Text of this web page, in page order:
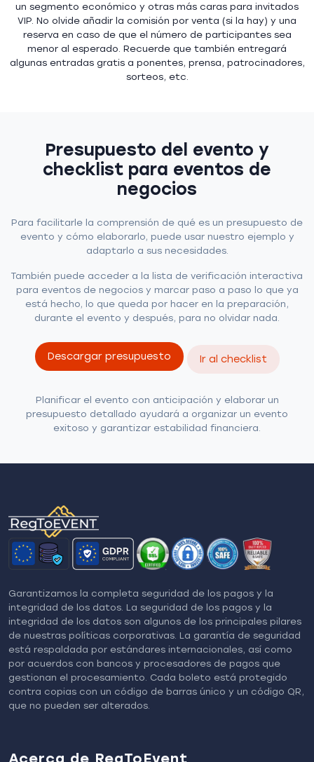
un segmento económico y otras más caras para invitados
VIP. No olvide añadir la comisión por venta (si la hay) y una
reserva en caso de que el número de participantes sea
menor al esperado. Recuerde que también entregará
algunas entradas gratis a ponentes, prensa, patrocinadores,
sorteos, etc.
Presupuesto del evento y
checklist para eventos de
negocios
Para facilitarle la comprensión de qué es un presupuesto de
evento y cómo elaborarlo, puede usar nuestro ejemplo y
adaptarlo a sus necesidades.
También puede acceder a la lista de verificación interactiva
para eventos de negocios y marcar paso a paso lo que ya
está hecho, lo que queda por hacer en la preparación,
durante el evento y después, para no olvidar nada.
Descargar presupuesto Ir al checklist
Planificar el evento con anticipación y elaborar un
presupuesto detallado ayudará a organizar un evento
exitoso y garantizar estabilidad financiera.
Garantizamos la completa seguridad de los pagos y la
integridad de los datos. La seguridad de los pagos y la
integridad de los datos son algunos de los principales pilares
de nuestras políticas corporativas. La garantía de seguridad
está respaldada por estándares internacionales, así como
por acuerdos con bancos y procesadores de pagos que
gestionan el procesamiento. Cada boleto está protegido
contra copias con un código de barras único y un código QR,
que no pueden ser alterados.
Acerca de RegToEvent